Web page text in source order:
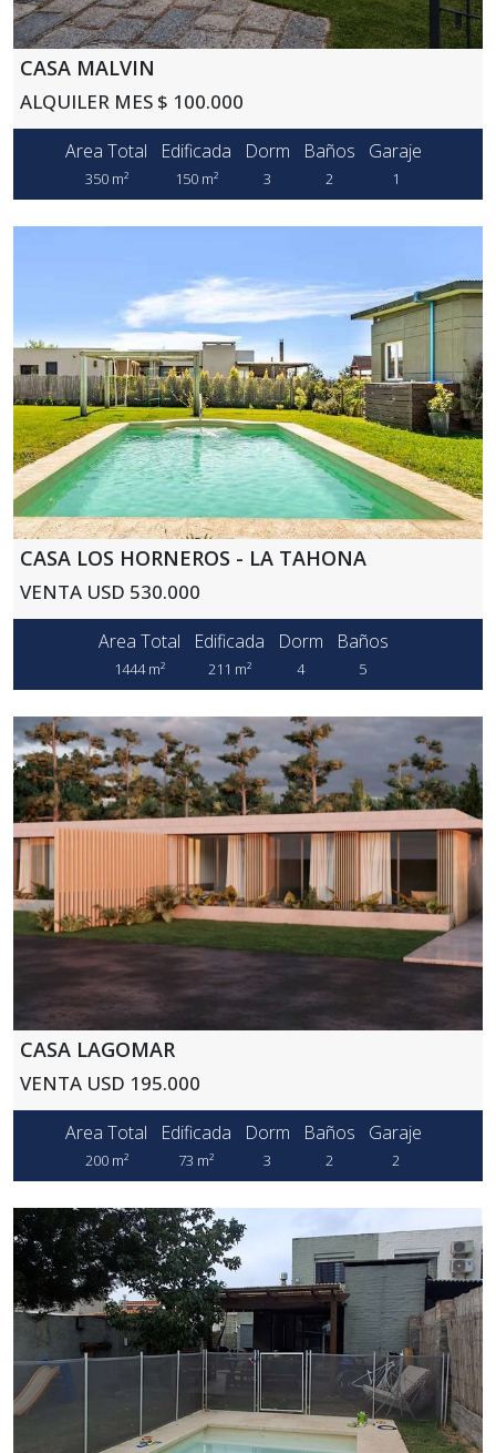
CASA MALVIN
ALQUILER MES $ 100.000
Area Total
350 m²
Edificada
150 m²
Dorm
3
Baños
2
Garaje
1
CASA LOS HORNEROS - LA TAHONA
VENTA USD 530.000
Area Total
1444 m²
Edificada
211 m²
Dorm
4
Baños
5
CASA LAGOMAR
VENTA USD 195.000
Area Total
200 m²
Edificada
73 m²
Dorm
3
Baños
2
Garaje
2